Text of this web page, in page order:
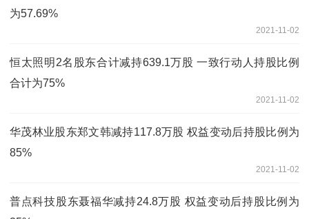
为57.69%
2021-11-02
恒太照明2名股东合计减持639.1万股 一致行动人持股比例
合计为75%
2021-11-02
华茂林业股东郑文韩减持117.8万股 权益变动后持股比例为
85%
2021-11-02
普点科技股东聂福华减持24.8万股 权益变动后持股比例为